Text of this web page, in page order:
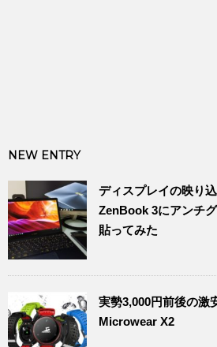
NEW ENTRY
ディスプレイの映り
ZenBook 3にアンチ
貼ってみた
実勢3,000円前後の激
Microwear X2